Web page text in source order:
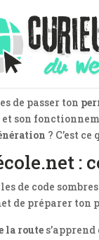
de passer ton
son
? C’est
:
de code
de préparer ton
la route